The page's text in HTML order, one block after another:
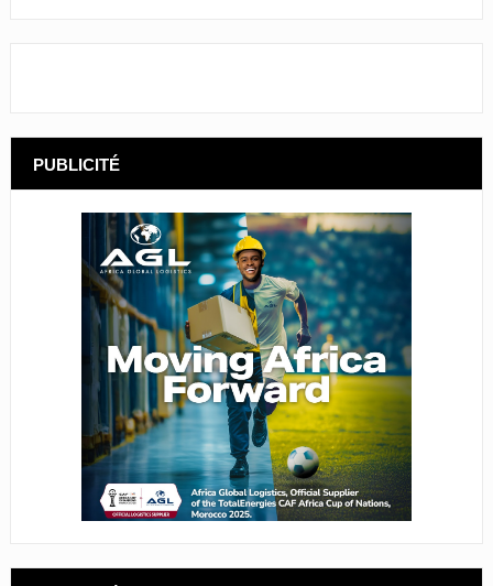
PUBLICITÉ